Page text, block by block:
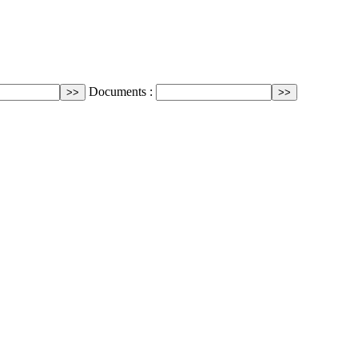
Documents :